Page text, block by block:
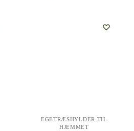
EGETRÆSHYLDER TIL
HJEMMET